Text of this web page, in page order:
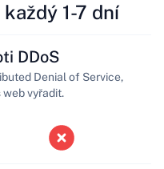
každý 1-7 dní
DDoS
Denial of Service,
web vyřadit.